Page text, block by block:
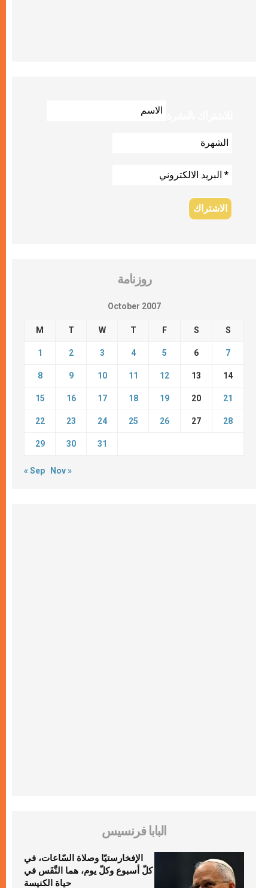
روزنامة
October 2007
M T W T F S S
1 2 3 4 5 6 7
8 9 10 11 12 13 14
15 16 17 18 19 20 21
22 23 24 25 26 27 28
29 30 31
« Sep Nov »
البابا فرنسيس
الإفخارستيّا وصلاة السّاعات، في
كلّ أسبوع وكلّ يوم، هما النَّفَس في
حياة الكنيسة